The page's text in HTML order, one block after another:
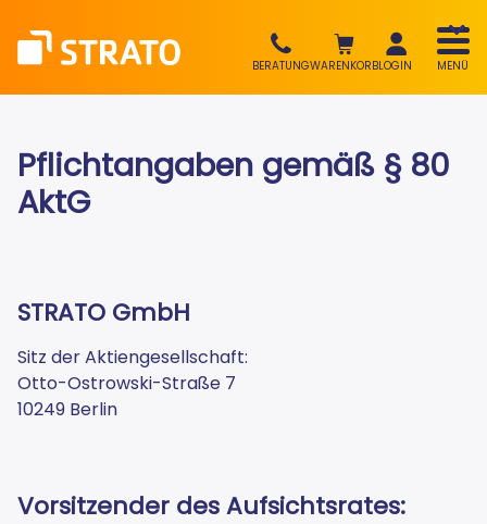
BERATUNGWARENKORBLOGIN MENÜ
Pflichtangaben gemäß § 80
AktG
STRATO GmbH
Sitz der Aktiengesellschaft:
Otto-Ostrowski-Straße 7
10249 Berlin
Vorsitzender des Aufsichtsrates: